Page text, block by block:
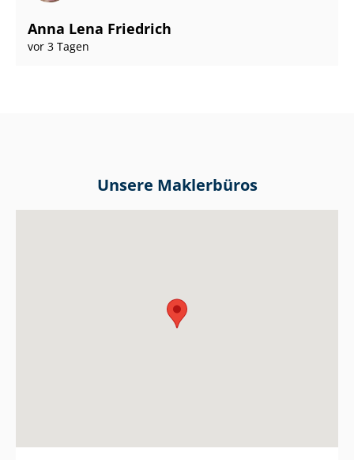
Anna Lena Friedrich
vor 3 Tagen
Unsere Maklerbüros